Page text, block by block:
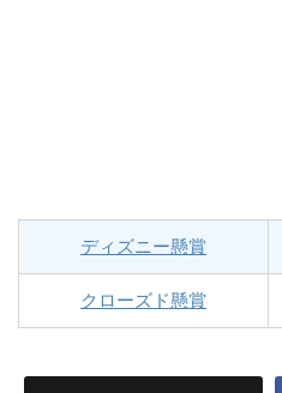
ディズニー懸賞
クローズド懸賞